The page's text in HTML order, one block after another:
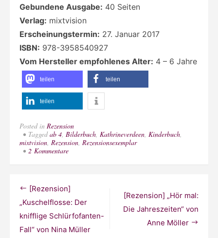
Gebundene Ausgabe: 40 Seiten
Verlag: mixtvision
Erscheinungstermin: 27. Januar 2017
ISBN: 978-3958540927
Vom Hersteller empfohlenes Alter: 4 – 6 Jahre
teilen teilen
teilen
Posted in Rezension
Taggedab 4, Bilderbuch, Kathrineverdeen, Kinderbuch,
mixtvision, Rezension, Rezensionsexemplar
2 Kommentarezu
Geschichten
wohnen“
von
Oliver
Jeffers
und
Sam
Beitragsnavigation
[Rezension] „Hör mal:
Die Jahreszeiten“ von
Anne Möller
[Rezension]
„Kuschelflosse: Der
knifflige Schlürfofanten-
Fall“ von Nina Müller